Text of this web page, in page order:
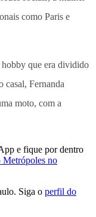
como Paris e
hobby que era dividido
casal, Fernanda
moto, com a
e fique por dentro
Metrópoles no
Siga o perfil do